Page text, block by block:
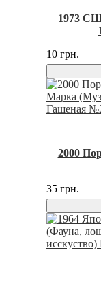
1973
10 грн.
2000
35 грн.